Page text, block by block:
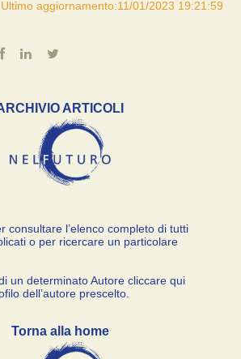
Ultimo aggiornamento:11/01/2023 19:21:59
ARTICOLI
consultare l’elenco completo di tutti
o per ricercare un particolare
un determinato Autore cliccare qui
dell’autore prescelto.
Torna alla home